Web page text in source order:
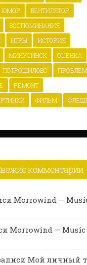
ЮМОР
ВЕНТИЛЯТОР
ВОСПОМИНАНИЯ
ИГРЫ
ИСТОРИЯ
МИНУСИНСК
ОЦЕНКА
ПОТРОШИЛОВО
РЕМОНТ
ФИЛЬМ
комментарии
Morrowind —
Morrowind — Music
Мой личный